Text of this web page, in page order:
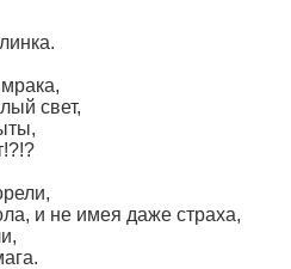
свет,
и не имея даже страха,